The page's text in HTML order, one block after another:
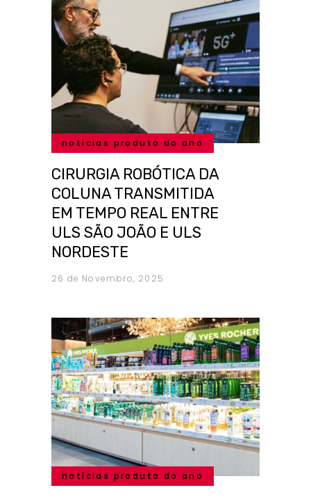
notícias produto do ano
CIRURGIA ROBÓTICA DA
COLUNA TRANSMITIDA
EM TEMPO REAL ENTRE
ULS SÃO JOÃO E ULS
NORDESTE
26 de Novembro, 2025
notícias produto do ano